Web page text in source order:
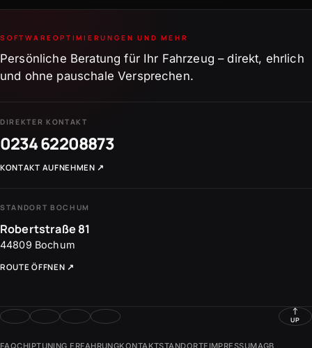
SOFTWAREOPTIMIERUNGEN UND MEHR
Persönliche Beratung für Ihr Fahrzeug – direkt, ehrlich
und ohne pauschale Versprechen.
DIREKTER KONTAKT
0234 62208873
KONTAKT AUFNEHMEN ↗
STANDORT BOCHUM
Robertstraße 81
44809 Bochum
ROUTE ÖFFNEN ↗
FAQCHIPTUNING ERFAHRUNGKONTAKTSTANDORTE IMPRESSUMAGB
↑
UP